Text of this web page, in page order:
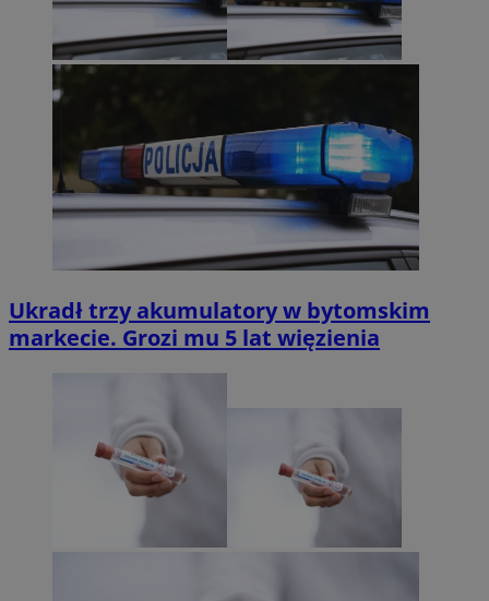
Ukradł trzy akumulatory w bytomskim
markecie. Grozi mu 5 lat więzienia